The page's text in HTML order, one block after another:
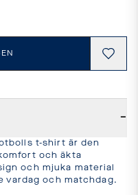
−
t-shirt är den
och äkta
och mjuka material
vardag och matchdag.